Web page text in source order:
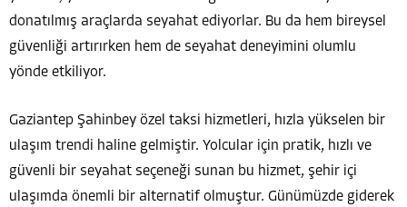
donatılmış araçlarda seyahat ediyorlar. Bu da hem bireysel
güvenliği artırırken hem de seyahat deneyimini olumlu
yönde etkiliyor.
Gaziantep Şahinbey özel taksi hizmetleri, hızla yükselen bir
ulaşım trendi haline gelmiştir. Yolcular için pratik, hızlı ve
güvenli bir seyahat seçeneği sunan bu hizmet, şehir içi
ulaşımda önemli bir alternatif olmuştur. Günümüzde giderek